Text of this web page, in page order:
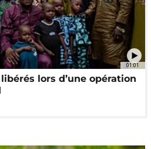
01:01
lors d’une opération